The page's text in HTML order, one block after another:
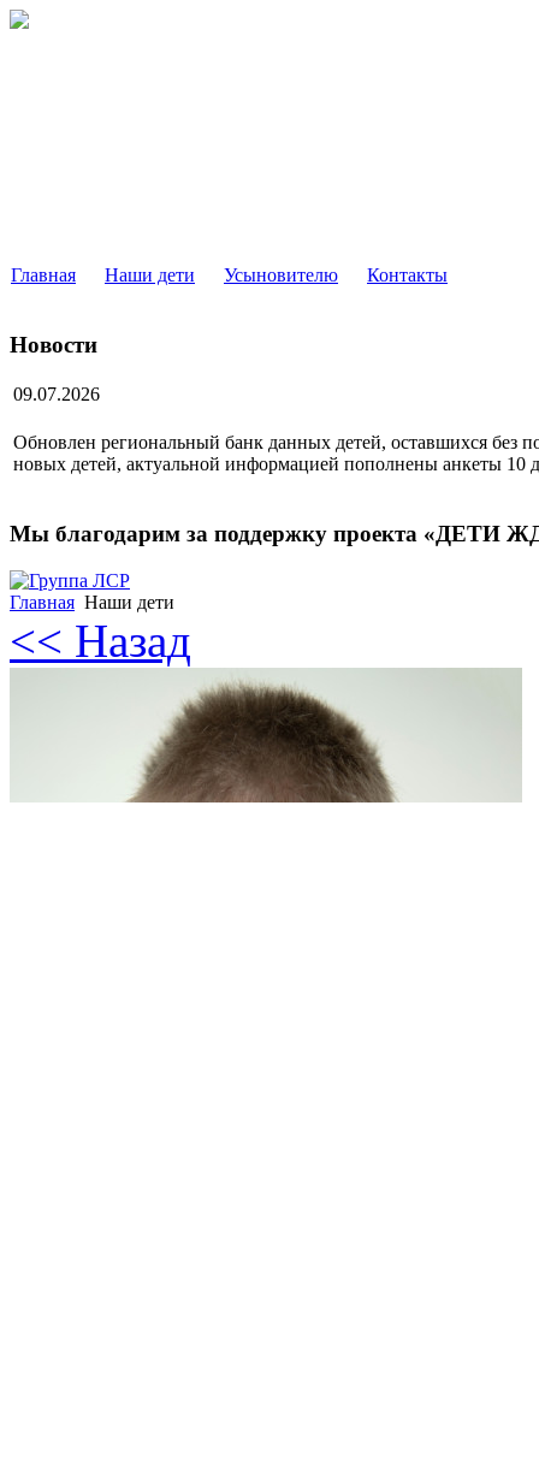
Главная Наши дети Усыновителю Контакты
Новости
09.07.2026
Обновлен региональный банк данных детей, оставшихся без
новых детей, актуальной информацией пополнены анкеты
Мы благодарим за поддержку проекта «ДЕТИ
Главная Наши дети
<< Назад